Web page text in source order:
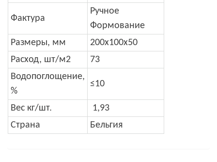
Фактура
Ручное
Формование
Размеры, мм
200x100x50
Расход, шт/м2
73
Водопоглощение,
%
≤10
Вес кг/шт.
1,93
Страна
Бельгия